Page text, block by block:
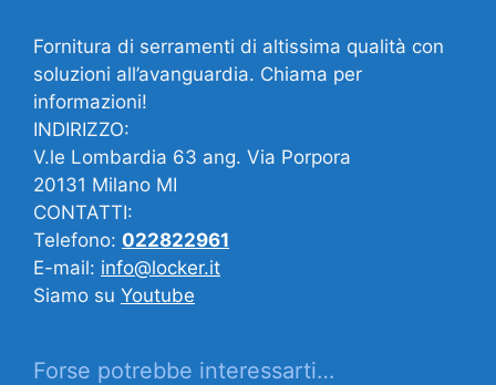
Fornitura di serramenti di altissima qualità con
soluzioni all’avanguardia. Chiama per
informazioni!
INDIRIZZO:
V.le Lombardia 63 ang. Via Porpora
20131 Milano MI
CONTATTI:
Telefono: 022822961
E-mail: info@locker.it
Siamo su Youtube
Forse potrebbe interessarti…